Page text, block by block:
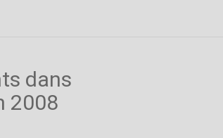
dans
2008